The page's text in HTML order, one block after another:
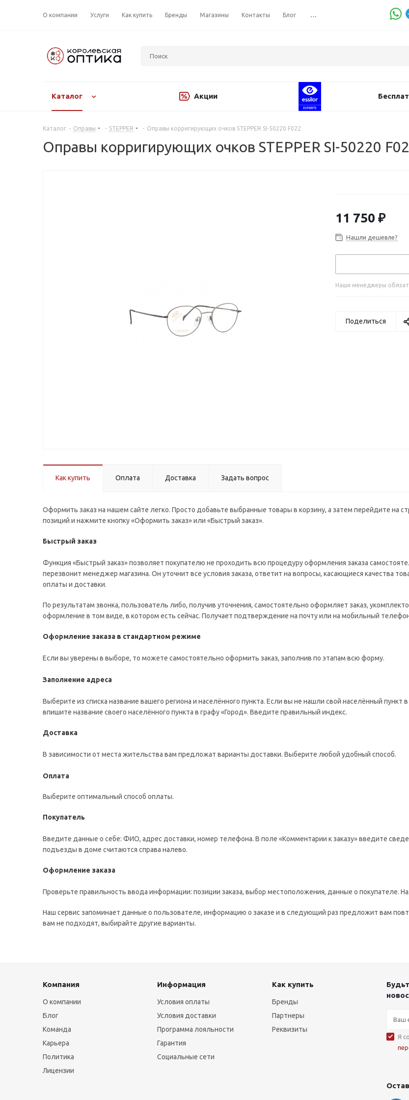
О компании Услуги Как купить Бренды Магазины Контакты Блог ...
Каталог Акции
Каталог - Оправы - STEPPER - Оправы корригирующих очков STEPPER SI-50220 F022
Оправы корригирующих очков STEPPER SI-50220
11 750 ₽
Нашли дешевле?
Наши менеджеры
Поделиться
Как купить Оплата Доставка Задать вопрос
Оформить заказ на нашем сайте легко. Просто добавьте выбранные товары в корзину, а затем перейдите на
позиций и нажмите кнопку «Оформить заказ» или «Быстрый заказ».
Быстрый заказ
Функция «Быстрый заказ» позволяет покупателю не проходить всю процедуру оформления заказа
перезвонит менеджер магазина. Он уточнит все условия заказа, ответит на вопросы, касающиеся качества
оплаты и доставки.
По результатам звонка, пользователь либо, получив уточнения, самостоятельно оформляет заказ,
оформление в том виде, в котором есть сейчас. Получает подтверждение на почту или на мобильный
Оформление заказа в стандартном режиме
Если вы уверены в выборе, то можете самостоятельно оформить заказ, заполнив по этапам всю форму.
Заполнение адреса
Выберите из списка название вашего региона и населённого пункта. Если вы не нашли свой населённый
впишите название своего населённого пункта в графу «Город». Введите правильный индекс.
Доставка
В зависимости от места жительства вам предложат варианты доставки. Выберите любой удобный способ.
Оплата
Выберите оптимальный способ оплаты.
Покупатель
Введите данные о себе: ФИО, адрес доставки, номер телефона. В поле «Комментарии к заказу» введите
подъезды в доме считаются справа налево.
Оформление заказа
Проверьте правильность ввода информации: позиции заказа, выбор местоположения, данные о покупателе.
Наш сервис запоминает данные о пользователе, информацию о заказе и в следующий раз предложит вам
вам не подходят, выбирайте другие варианты.
Компания
О компании
Блог
Команда
Карьера
Политика
Лицензии
Информация
Условия оплаты
Условия доставки
Программа лояльности
Гарантия
Социальные сети
Как купить
Бренды
Партнеры
Реквизиты
Я